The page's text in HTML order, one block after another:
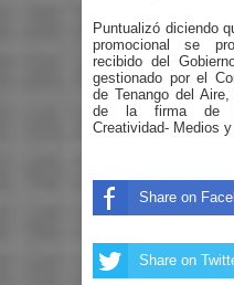
Puntualizó diciendo
promocional se
recibido del
gestionado por el
de Tenango del
de la firma de
Creatividad- Medios
Share on
Share on